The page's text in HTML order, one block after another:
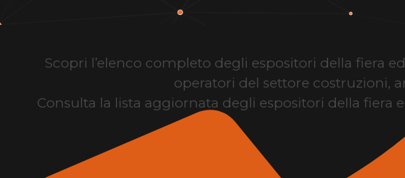
Scopri l’elenco completo degli espositori della fiera
operatori del settore costruzioni,
Consulta la lista aggiornata degli espositori della
TUTTE LE CATEGORIE